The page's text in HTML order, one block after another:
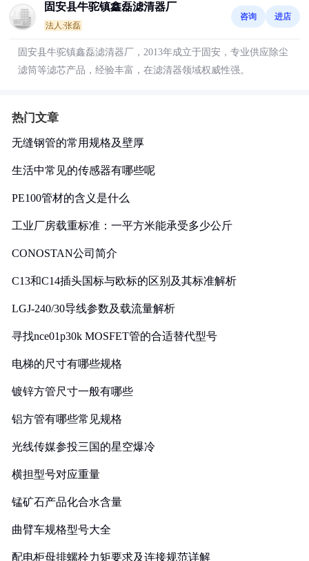
固安县牛驼镇鑫磊滤清器厂
法人:张磊
咨询 进店
固安县牛驼镇鑫磊滤清器厂，2013年成立于固安，专业供应除尘
滤筒等滤芯产品，经验丰富，在滤清器领域权威性强。
热门文章
无缝钢管的常用规格及壁厚
生活中常见的传感器有哪些呢
PE100管材的含义是什么
工业厂房载重标准：一平方米能承受多少公斤
CONOSTAN公司简介
C13和C14插头国标与欧标的区别及其标准解析
LGJ-240/30导线参数及载流量解析
寻找nce01p30k MOSFET管的合适替代型号
电梯的尺寸有哪些规格
镀锌方管尺寸一般有哪些
铝方管有哪些常见规格
光线传媒参投三国的星空爆冷
横担型号对应重量
锰矿石产品化合水含量
曲臂车规格型号大全
配电柜母排螺栓力矩要求及连接规范详解